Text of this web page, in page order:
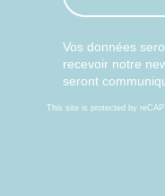
Vos données
recevoir notre
seront
This site is protected by